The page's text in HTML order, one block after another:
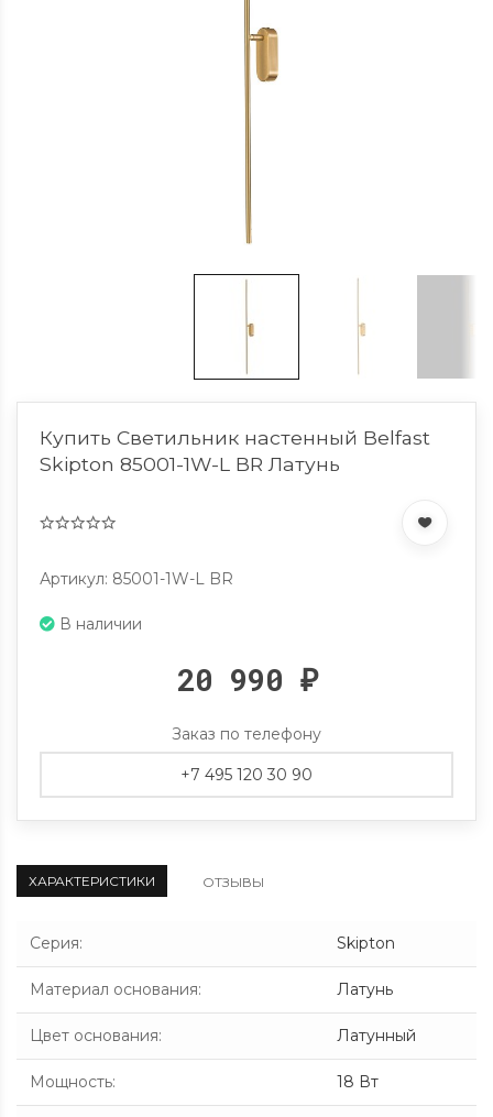
Купить Светильник настенный Belfast
Skipton 85001-1W-L BR Латунь
Артикул: 85001-1W-L BR
В наличии
20 990 ₽
Заказ по телефону
+7 495 120 30 90
ХАРАКТЕРИСТИКИ ОТЗЫВЫ
Серия: Skipton
Материал основания: Латунь
Цвет основания: Латунный
Мощность: 18 Вт